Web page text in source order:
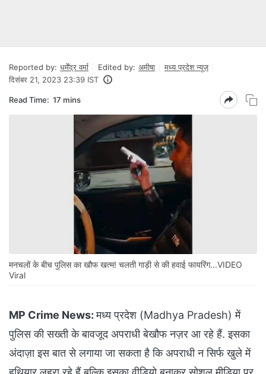
Reported by: धर्मेंद्र वर्मा Edited by: अमीषा
मध्य प्रदेश न्यूज़
दिसंबर 21, 2023 23:39 IST
Read Time: 17 mins
मनचलों के बीच पुलिस का खौफ खत्म! चलती गाड़ी से की हवाई फायरिंग...VIDEO
Viral
MP Crime News:मध्य प्रदेश (Madhya Pradesh) में
पुलिस की सख्ती के बावजूद अपराधी बेखौफ नज़र आ रहे हैं. इसका
अंदाज़ा इस बात से लगाया जा सकता है कि अपराधी न सिर्फ खुले में